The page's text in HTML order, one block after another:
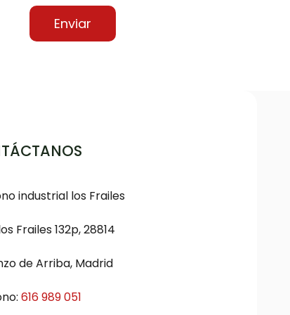
industrial los Frailes
Frailes 132p, 28814
de Arriba, Madrid
616 989 051